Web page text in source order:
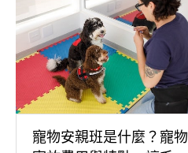
寵物安親班是什麼？寵物